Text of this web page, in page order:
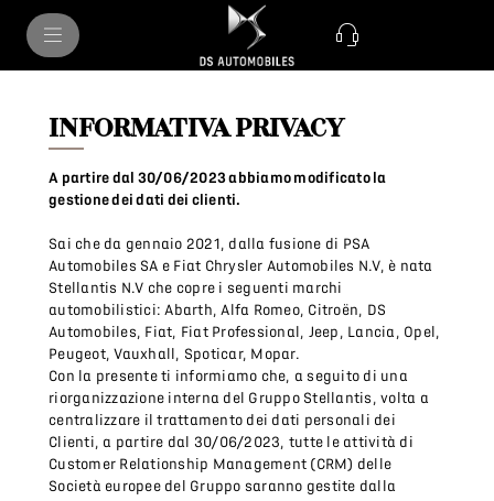
INFORMATIVA PRIVACY
A partire dal 30/06/2023 abbiamo modificato la
gestione dei dati dei clienti.
Sai che da gennaio 2021, dalla fusione di PSA
Automobiles SA e Fiat Chrysler Automobiles N.V, è nata
Stellantis N.V che copre i seguenti marchi
automobilistici: Abarth, Alfa Romeo, Citroën, DS
Automobiles, Fiat, Fiat Professional, Jeep, Lancia, Opel,
Peugeot, Vauxhall, Spoticar, Mopar.
Con la presente ti informiamo che, a seguito di una
riorganizzazione interna del Gruppo Stellantis, volta a
centralizzare il trattamento dei dati personali dei
Clienti, a partire dal 30/06/2023, tutte le attività di
Customer Relationship Management (CRM) delle
Società europee del Gruppo saranno gestite dalla